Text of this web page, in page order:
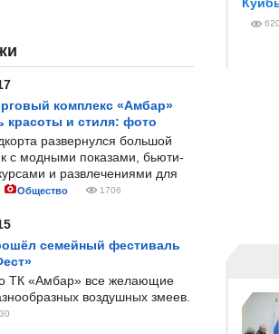
комплекс «Амбар»
красоты и стиля: фото
развернулся большой
с модными показами, бьюти-
и развлечениями для
Общество 1706
семейный фестиваль
ТК «Амбар» все желающие
воздушных змеев.
620